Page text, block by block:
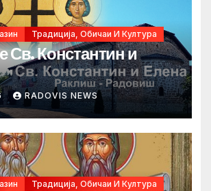
Традиција, Обичаи И Култура
Св. Константин и
RADOVIS NEWS
Традиција, Обичаи И Култура